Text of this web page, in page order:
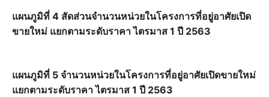
แผนภูมิที่ 4 สัดส่วนจำนวนหน่วยในโครงการที่อยู่อาศัยเปิด
ขายใหม่ แยกตามระดับราคา ไตรมาส 1 ปี 2563
แผนภูมิที่ 5 จำนวนหน่วยในโครงการที่อยู่อาศัยเปิดขายใหม่
แยกตามระดับราคา ไตรมาส 1 ปี 2563